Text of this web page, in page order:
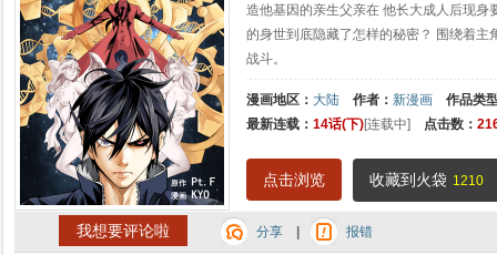
造他基因的亲生父亲在 他长大成人后现身
的身世到底隐藏了怎样的秘密？ 围绕着
战斗。
漫画地区： 大陆 作者： 新漫画
作品类
最新连载： 14话(下)[连载中] 点击数：
点击浏览 收藏到火袋 1210
我想要评论啦 分享 报错